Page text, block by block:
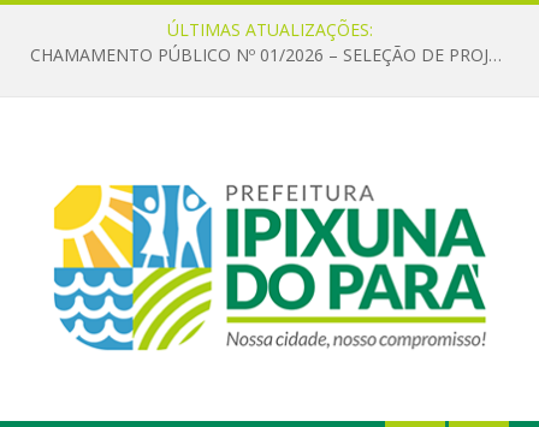
ÚLTIMAS ATUALIZAÇÕES:
CHAMAMENTO PÚBLICO Nº 01/2026 – SELEÇÃO DE PROJETOS PARA FIRMAR TERMO DE EXECUÇÃO CULTURAL COM RECURSOS DA POLÍTICA NACIONAL ALDIR BLANC DE FOMENTO À CULTURA – PNAB (LEI Nº 14.399/2022)